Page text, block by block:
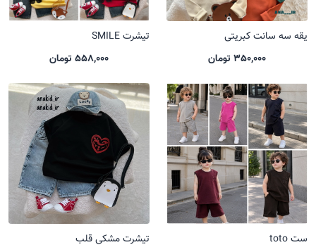
یقه سه سانت کبریتی
350,000 تومان
تیشرت SMILE
558,000 تومان
ست toto
تیشرت مشکی قلب